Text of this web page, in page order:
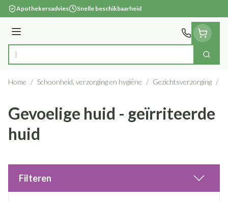
Ga naar de inhoud
Apothekersadvies Snelle beschikbaarheid
Menu
Product, merk, categorie... Zoek
Home / Schoonheid, verzorging en hygiëne / Gezichtsverzorging /
Gevoelige huid - geïrriteerde
huid
Filteren